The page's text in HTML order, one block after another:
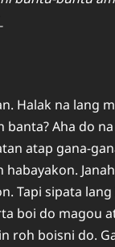
Halak na lang
Aha do
atap gana-
Tapi sipata
boi do magou
roh boisni do.